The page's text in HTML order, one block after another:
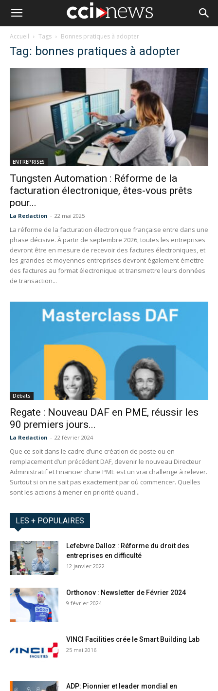
Accueil Tags Bonnes pratiques à adopter
Tag: bonnes pratiques à adopter
ENTREPRISES
Tungsten Automation : Réforme de la
facturation électronique, êtes-vous prêts
pour...
La Redaction - 22 mai 2025
La réforme de la facturation électronique française entre dans une
phase décisive. À partir de septembre 2026, toutes les entreprises
devront être en mesure de recevoir des factures électroniques, et
les grandes et moyennes entreprises devront également émettre
des factures au format électronique et transmettre leurs données
de transaction...
Débats
Regate : Nouveau DAF en PME, réussir les
90 premiers jours...
La Redaction - 22 février 2024
Que ce soit dans le cadre d’une création de poste ou en
remplacement d’un précédent DAF, devenir le nouveau Directeur
Administratif et Financier d’une PME est un vrai challenge à relever.
Surtout si on ne sait pas exactement par où commencer. Quelles
sont les actions à mener en priorité quand...
LES + POPULAIRES
Lefebvre Dalloz : Réforme du droit des
entreprises en difficulté
12 janvier 2022
Orthonov : Newsletter de Février 2024
9 février 2024
VINCI Facilities crée le Smart Building Lab
25 mai 2016
ADP: Pionnier et leader mondial en